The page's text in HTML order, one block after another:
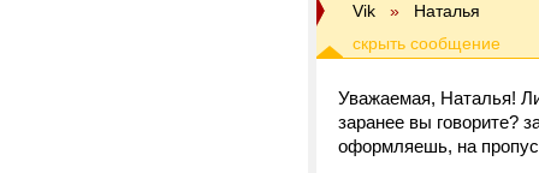
Vik » Наталья
Уважаемая, Наталья!
заранее вы говорите?
оформляешь, на